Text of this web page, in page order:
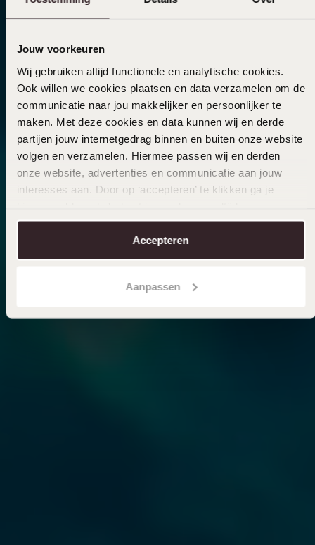
Jouw voorkeuren
Wij gebruiken altijd functionele en analytische cookies.
Ook willen we cookies plaatsen en data verzamelen om de
communicatie naar jou makkelijker en persoonlijker te
maken. Met deze cookies en data kunnen wij en derde
partijen jouw internetgedrag binnen en buiten onze website
volgen en verzamelen. Hiermee passen wij en derden
onze website, advertenties en communicatie aan jouw
interesses aan. Door op ‘accepteren’ te klikken ga je
aanpassen. Lees er meer over in onscookiebeleid.
Accepteren
Aanpassen